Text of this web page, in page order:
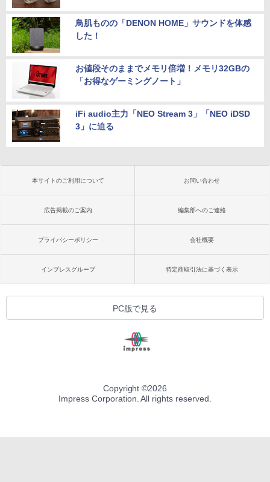
鳥肌ものの「DENON HOME」サウンドを体感
した！
お値段そのままでメモリ倍増！メモリ32GBの
「お得なゲーミングノート」
iFi audio主力「NEO Stream 3」「NEO iDSD
3」に迫る
本サイトのご利用について お問い合わせ
広告掲載のご案内 編集部へのご連絡
プライバシーポリシー 会社概要
インプレスグループ 特定商取引法に基づく表示
PC版で見る
Copyright ©2026
Impress Corporation. All rights reserved.